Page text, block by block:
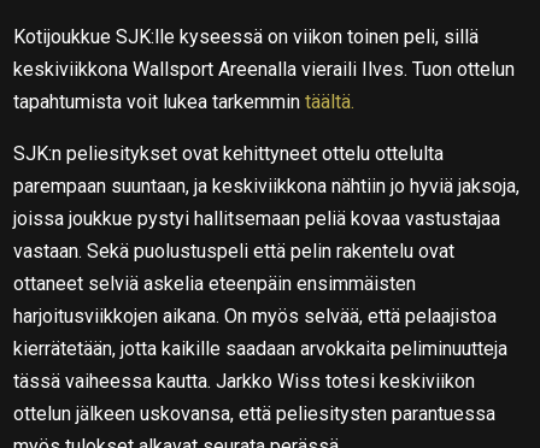
Kotijoukkue SJK:lle kyseessä on viikon toinen peli, sillä
keskiviikkona Wallsport Areenalla vieraili Ilves. Tuon ottelun
tapahtumista voit lukea tarkemmintäältä.
SJK:n peliesitykset ovat kehittyneet ottelu ottelulta
parempaan suuntaan, ja keskiviikkona nähtiin jo hyviä jaksoja,
joissa joukkue pystyi hallitsemaan peliä kovaa vastustajaa
vastaan. Sekä puolustuspeli että pelin rakentelu ovat
ottaneet selviä askelia eteenpäin ensimmäisten
harjoitusviikkojen aikana. On myös selvää, että pelaajistoa
kierrätetään, jotta kaikille saadaan arvokkaita peliminuutteja
tässä vaiheessa kautta. Jarkko Wiss totesi keskiviikon
ottelun jälkeen uskovansa, että peliesitysten parantuessa